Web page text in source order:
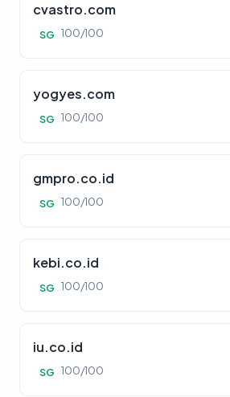
cvastro.com
SG 100/100
yogyes.com
SG 100/100
gmpro.co.id
SG 100/100
kebi.co.id
SG 100/100
iu.co.id
SG 100/100